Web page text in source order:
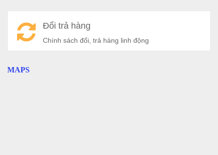
Đổi trả hàng
Chính sách đổi, trả hàng linh động
MAPS